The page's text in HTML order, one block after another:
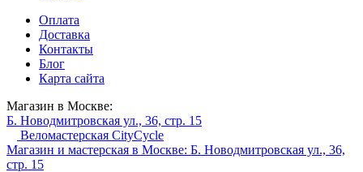
Оплата
Доставка
Контакты
Блог
Карта сайта
Магазин в Москве:
Б. Новодмитровская ул., 36, стр. 15
Веломастерская CityCycle
Магазин и мастерская в Москве: Б. Новодмитровская ул., 36,
стр. 15